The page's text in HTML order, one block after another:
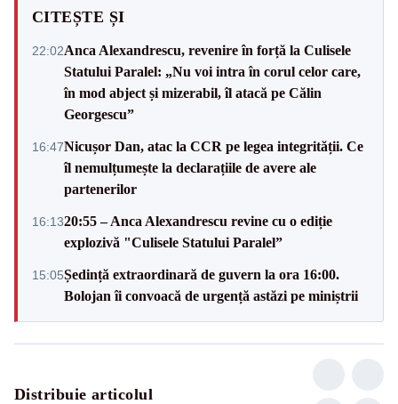
CITEȘTE ȘI
22:02Anca Alexandrescu, revenire în forță la Culisele
Statului Paralel: „Nu voi intra în corul celor care,
în mod abject și mizerabil, îl atacă pe Călin
Georgescu”
16:47Nicușor Dan, atac la CCR pe legea integrității. Ce
îl nemulțumește la declarațiile de avere ale
partenerilor
16:1320:55 – Anca Alexandrescu revine cu o ediție
explozivă "Culisele Statului Paralel”
15:05Ședință extraordinară de guvern la ora 16:00.
Bolojan îi convoacă de urgență astăzi pe miniștrii
Distribuie articolul